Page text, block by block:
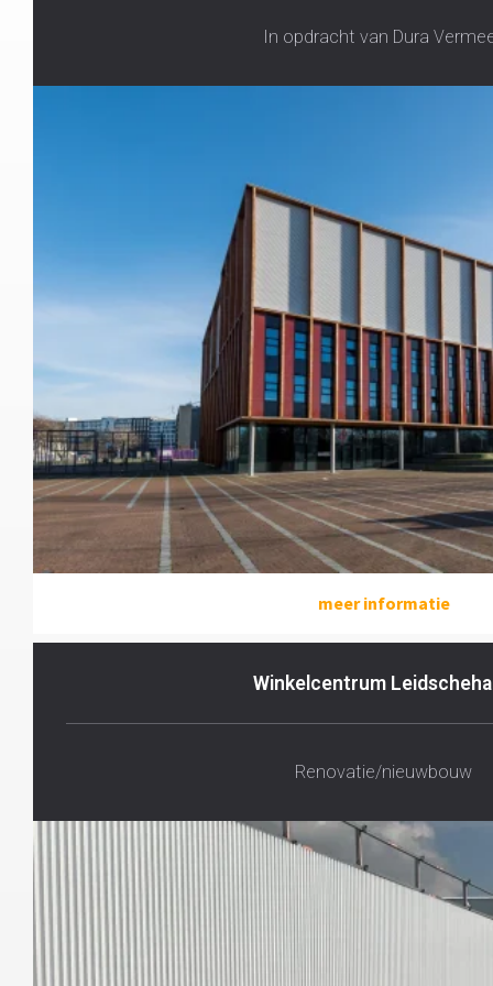
In opdracht van Dura
meer informatie
Winkelcentrum
Renovatie/nieuwbouw